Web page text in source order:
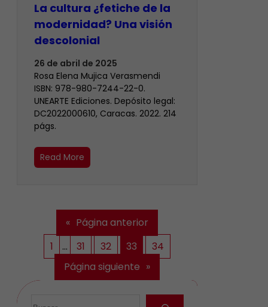
La cultura ¿fetiche de la
modernidad? Una visión
descolonial
26 de abril de 2025
Rosa Elena Mujica Verasmendi
ISBN: 978-980-7244-22-0.
UNEARTE Ediciones. Depósito legal:
DC2022000610, Caracas. 2022. 214
págs.
Read More
« Página anterior
1
… 31 32 33
34
Página siguiente »